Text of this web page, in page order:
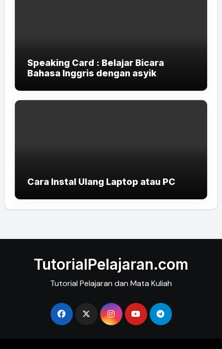
Speaking Card : Belajar Bicara
Bahasa Inggris dengan asyik
Cara Instal Ulang Laptop atau PC
TutorialPelajaran.com
Tutorial Pelajaran dan Mata Kuliah